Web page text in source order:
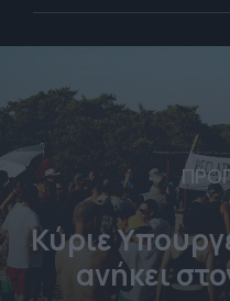
Κύριε
ανήκει